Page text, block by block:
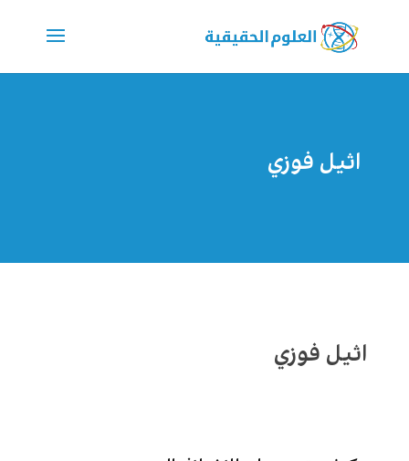
اثيل فوزي
اثيل فوزي